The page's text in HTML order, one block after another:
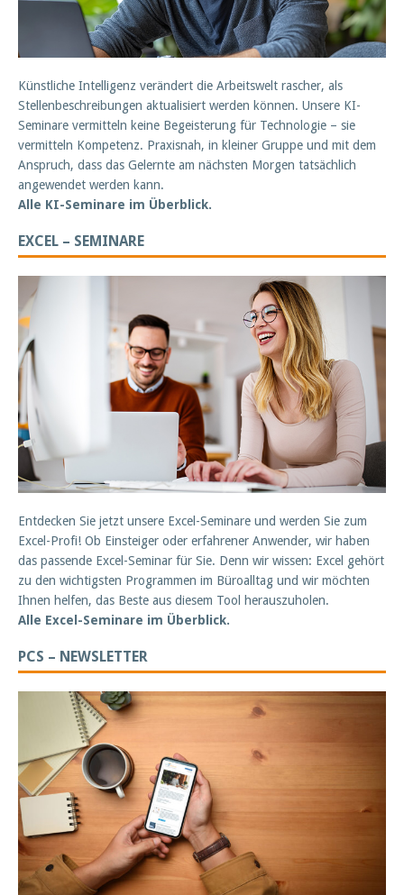
Künstliche Intelligenz verändert die Arbeitswelt rascher, als
Stellenbeschreibungen aktualisiert werden können. Unsere KI-
Seminare vermitteln keine Begeisterung für Technologie – sie
vermitteln Kompetenz. Praxisnah, in kleiner Gruppe und mit dem
Anspruch, dass das Gelernte am nächsten Morgen tatsächlich
angewendet werden kann.
Alle KI-Seminare im Überblick.
EXCEL – SEMINARE
Entdecken Sie jetzt unsere Excel-Seminare und werden Sie zum
Excel-Profi! Ob Einsteiger oder erfahrener Anwender, wir haben
das passende Excel-Seminar für Sie. Denn wir wissen: Excel gehört
zu den wichtigsten Programmen im Büroalltag und wir möchten
Ihnen helfen, das Beste aus diesem Tool herauszuholen.
Alle Excel-Seminare im Überblick.
PCS – NEWSLETTER